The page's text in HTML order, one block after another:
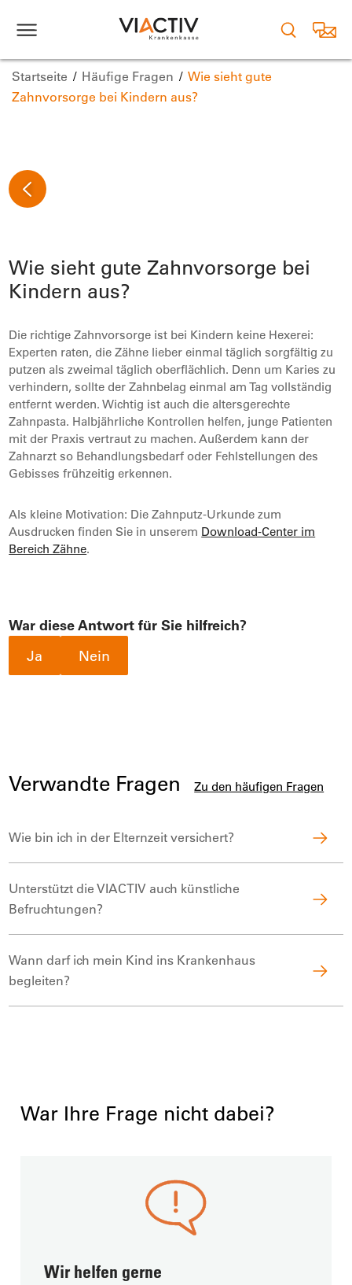
Startseite Häufige Fragen
Wie sieht gute
Zahnvorsorge bei Kindern aus?
Wie sieht gute Zahnvorsorge bei
Kindern aus?
Die richtige Zahnvorsorge ist bei Kindern keine Hexerei:
Experten raten, die Zähne lieber einmal täglich sorgfältig zu
putzen als zweimal täglich oberflächlich. Denn um Karies zu
verhindern, sollte der Zahnbelag einmal am Tag vollständig
entfernt werden. Wichtig ist auch die altersgerechte
Zahnpasta. Halbjährliche Kontrollen helfen, junge Patienten
mit der Praxis vertraut zu machen. Außerdem kann der
Zahnarzt so Behandlungsbedarf oder Fehlstellungen des
Gebisses frühzeitig erkennen.
Als kleine Motivation: Die Zahnputz-Urkunde zum
Ausdrucken finden Sie in unserem Download-Center im
Bereich Zähne.
War diese Antwort für Sie hilfreich?
Ja
Nein
Verwandte Fragen Zu den häufigen Fragen
Wie bin ich in der Elternzeit versichert?
Unterstützt die VIACTIV auch künstliche
Befruchtungen?
Wann darf ich mein Kind ins Krankenhaus
begleiten?
War Ihre Frage nicht dabei?
Wir helfen gerne